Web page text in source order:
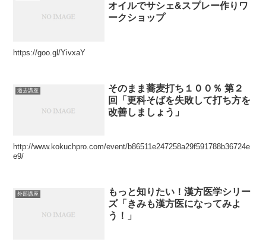
オイルでサシェ&スプレー作りワ
ークショップ
https://goo.gl/YivxaY
過去講座
そのまま蕎麦打ち１００％ 第２
回「更科そばを失敗して打ち方を
改善しましょう」
http://www.kokuchpro.com/event/b86511e247258a29f591788b36724e
e9/
外部講座
もっと知りたい！漢方医学シリー
ズ「きみも漢方医になってみよ
う！」